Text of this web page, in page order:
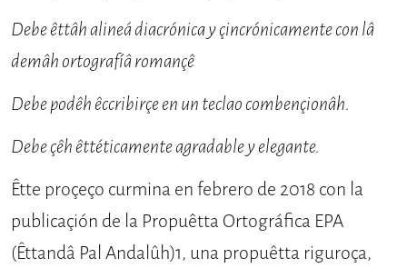
Debe êttâh alineá diacrónica y çincrónica­mente con lâ
demâh ortografíâ romançê
Debe podêh êccribirçe en un teclao com­bençionâh.
Debe çêh êttéticamente agradable y elegante.
Êtte proçeço curmina en fe­brero de 2018 con la
publicaçión de la Propuêtta Ortográfica EPA
(Êttandâ Pal Andalûh)1, una propuêtta riguroça,